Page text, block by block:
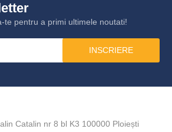
te pentru a primi ultimele noutati!
INSCRIERE
Catalin nr 8 bl K3 100000 Ploiești